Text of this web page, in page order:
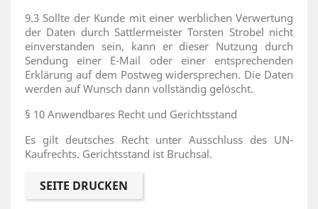
9.3 Sollte der Kunde mit einer werblichen Verwertung
der Daten durch Sattlermeister Torsten Strobel nicht
einverstanden sein, kann er dieser Nutzung durch
Sendung einer E-Mail oder einer entsprechenden
Erklärung auf dem Postweg widersprechen. Die Daten
werden auf Wunsch dann vollständig gelöscht.
§ 10 Anwendbares Recht und Gerichtsstand
Es gilt deutsches Recht unter Ausschluss des UN-
Kaufrechts. Gerichtsstand ist Bruchsal.